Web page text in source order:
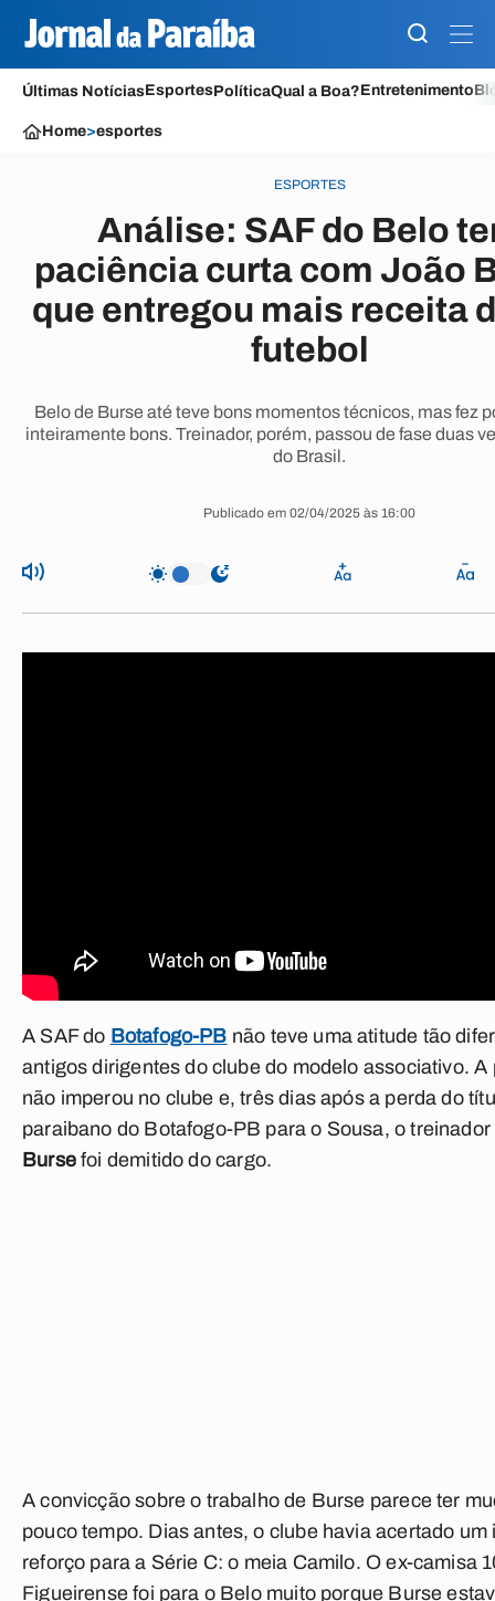
Últimas NotíciasEsportesPolíticaQual a Boa?Entretenimento
Home>esportes
ESPORTES
Análise: SAF do Belo
paciência curta com João
que entregou mais receita
futebol
Belo de Burse até teve bons momentos técnicos, mas fez
inteiramente bons. Treinador, porém, passou de fase duas
do Brasil.
Publicado em 02/04/2025 às 16:00
A SAF do Botafogo-PB não teve uma atitude tão
antigos dirigentes do clube do modelo associativo. A
não imperou no clube e, três dias após a perda do
paraibano do Botafogo-PB para o Sousa, o treinador
Bursefoi demitido do cargo.
A convicção sobre o trabalho de Burse parece ter
pouco tempo. Dias antes, o clube havia acertado um
reforço para a Série C: o meia Camilo. O ex-camisa
Figueirense foi para o Belo muito porque Burse